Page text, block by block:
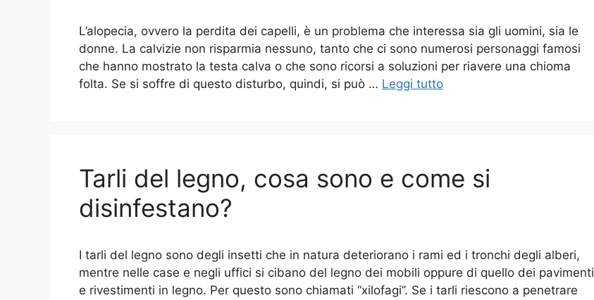
L’alopecia, ovvero la perdita dei capelli, è un problema che interessa sia gli uomini, sia le
donne. La calvizie non risparmia nessuno, tanto che ci sono numerosi personaggi famosi
che hanno mostrato la testa calva o che sono ricorsi a soluzioni per riavere una chioma
folta. Se si soffre di questo disturbo, quindi, si può … Leggi tutto
Tarli del legno, cosa sono e come si
disinfestano?
I tarli del legno sono degli insetti che in natura deteriorano i rami ed i tronchi degli alberi,
mentre nelle case e negli uffici si cibano del legno dei mobili oppure di quello dei pavimenti
e rivestimenti in legno. Per questo sono chiamati “xilofagi”. Se i tarli riescono a penetrare